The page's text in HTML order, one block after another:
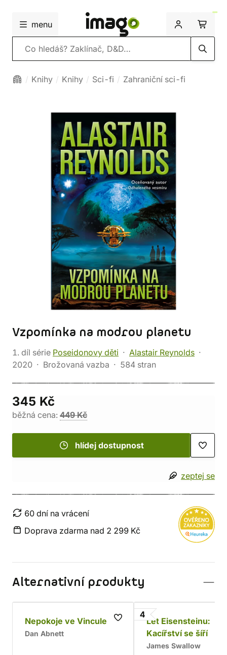
menu
Vyhledávání
Knihy Knihy Sci-fi Zahraniční sci-fi
Vzpomínka na modrou planetu
1. díl série Poseidonovy děti
Alastair Reynolds
2020
Brožovaná vazba 584 stran
345 Kč
běžná cena: 449 Kč
hlídej dostupnost
zeptej se
60 dní na vrácení
Doprava zdarma nad 2 299 Kč
Alternativní produkty
Nepokoje ve Vincule
Dan Abnett
4
Let Eisensteinu:
Kacířství se šíří
James Swallow